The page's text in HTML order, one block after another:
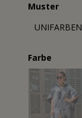
Muster
UNIFARBEN
Farbe